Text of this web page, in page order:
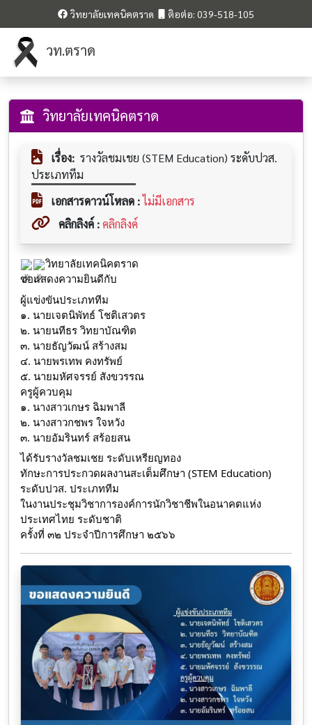
วิทยาลัยเทคนิคตราด ติอต่อ: 039-518-105
วท.ตราด
วิทยาลัยเทคนิคตราด
เรื่อง: รางวัลชมเชย (STEM Education) ระดับปวส.
ประเภททีม
เอกสารดาวน์โหลด : ไม่มีเอกสาร
คลิกลิงค์ :คลิกลิงค์
วิทยาลัยเทคนิคตราด
ขอแสดงความยินดีกับ
ผู้แข่งขันประเภททีม
๑. นายเจตนิพัทธ์ โชติเสวตร
๒. นายนทีธร วิทยาบัณฑิต
๓. นายธัญวัฒน์ สร้างสม
๔. นายพรเทพ คงทรัพย์
๕. นายมหัศจรรย์ สังขวรรณ
ครูผู้ควบคุม
๑. นางสาวเกษร ฉิมพาลี
๒. นางสาวกชพร ใจหวัง
๓. นายอัมรินทร์ สร้อยสน
ได้รับรางวัลชมเชย ระดับเหรียญทอง
ทักษะการประกวดผลงานสะเต็มศึกษา (STEM Education)
ระดับปวส. ประเภททีม
ในงานประชุมวิชาการองค์การนักวิชาชีพในอนาคตแห่ง
ประเทศไทย ระดับชาติ
ครั้งที่ ๓๒ ประจำปีการศึกษา ๒๕๖๖